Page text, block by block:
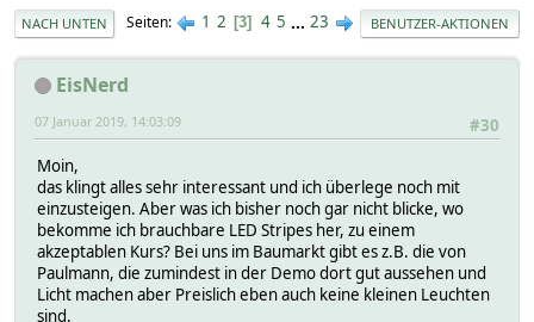
NACH UNTEN Seiten 1 2 3 4 5 ... 23 BENUTZER-AKTIONEN
EisNerd
#30
07 Januar 2019, 14:03:09
Moin,
das klingt alles sehr interessant und ich überlege noch mit
einzusteigen. Aber was ich bisher noch gar nicht blicke, wo
bekomme ich brauchbare LED Stripes her, zu einem
akzeptablen Kurs? Bei uns im Baumarkt gibt es z.B. die von
Paulmann, die zumindest in der Demo dort gut aussehen und
Licht machen aber Preislich eben auch keine kleinen Leuchten
sind.